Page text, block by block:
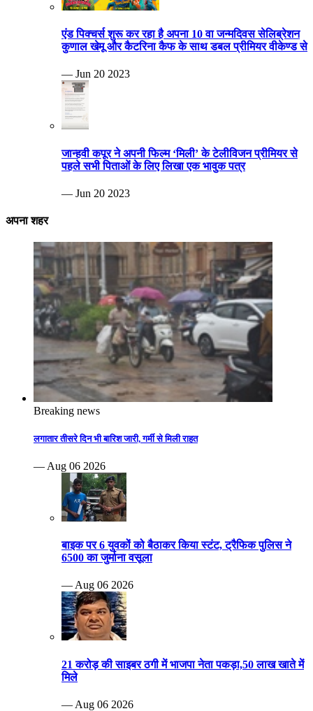
एंड पिक्चर्स शुरू कर रहा है अपना 10 वा जन्मदिवस सेलिब्रेशन
कुणाल खेमू और कैटरिना कैफ के साथ डबल प्रीमियर वीकेण्ड से
— Jun 20 2023
जान्हवी कपूर ने अपनी फिल्म ‘मिली’ के टेलीविजन प्रीमियर से
पहले सभी पिताओं के लिए लिखा एक भावुक पत्र
— Jun 20 2023
अपना शहर
Breaking news
लगातार तीसरे दिन भी बारिश जारी, गर्मी से मिली राहत
— Aug 06 2026
बाइक पर 6 युवकों को बैठाकर किया स्टंट, ट्रैफिक पुलिस ने
6500 का जुर्माना वसूला
— Aug 06 2026
21 करोड़ की साइबर ठगी में भाजपा नेता पकड़ा,50 लाख खाते में
मिले
— Aug 06 2026